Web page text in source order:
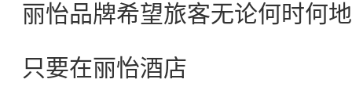
丽怡品牌希望旅客无论何时何地
只要在丽怡酒店